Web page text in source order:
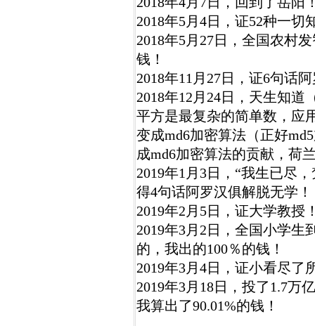
2018年5月4日，证52种一
2018年5月27日，全国农村
钱！
2018年11月27日，证6句话
2018年12月24日，天生知道
平方是最复杂的简单数，应
变成md6加密算法（正好
成md6加密算法的贡献，荷
2019年1月3日，“我生已尽
得4句话阿罗汉俱解脱无学！
2019年2月5日，证大学教授
2019年3月2日，全国小学生
的，我出的100％的钱！
2019年3月4日，证小看尽了
2019年3月18日，投了1.7万
我算出了90.01%的钱！